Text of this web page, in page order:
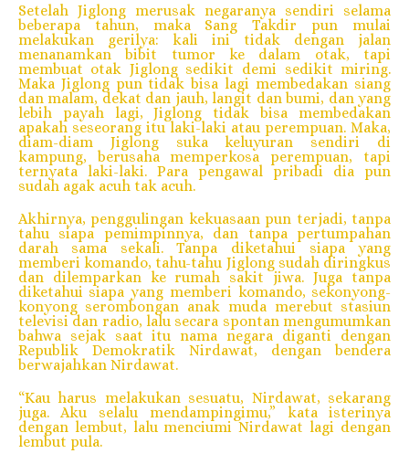
Setelah Jiglong merusak negaranya sendiri selama
beberapa tahun, maka Sang Takdir pun mulai
melakukan gerilya: kali ini tidak dengan jalan
menanamkan bibit tumor ke dalam otak, tapi
membuat otak Jiglong sedikit demi sedikit miring.
Maka Jiglong pun tidak bisa lagi membedakan siang
dan malam, dekat dan jauh, langit dan bumi, dan yang
lebih payah lagi, Jiglong tidak bisa membedakan
apakah seseorang itu laki-laki atau perempuan. Maka,
diam-diam Jiglong suka keluyuran sendiri di
kampung, berusaha memperkosa perempuan, tapi
ternyata laki-laki. Para pengawal pribadi dia pun
sudah agak acuh tak acuh.
Akhirnya, penggulingan kekuasaan pun terjadi, tanpa
tahu siapa pemimpinnya, dan tanpa pertumpahan
darah sama sekali. Tanpa diketahui siapa yang
memberi komando, tahu-tahu Jiglong sudah diringkus
dan dilemparkan ke rumah sakit jiwa. Juga tanpa
diketahui siapa yang memberi komando, sekonyong-
konyong serombongan anak muda merebut stasiun
televisi dan radio, lalu secara spontan mengumumkan
bahwa sejak saat itu nama negara diganti dengan
Republik Demokratik Nirdawat, dengan bendera
berwajahkan Nirdawat.
“Kau harus melakukan sesuatu, Nirdawat, sekarang
juga. Aku selalu mendampingimu,” kata isterinya
dengan lembut, lalu menciumi Nirdawat lagi dengan
lembut pula.